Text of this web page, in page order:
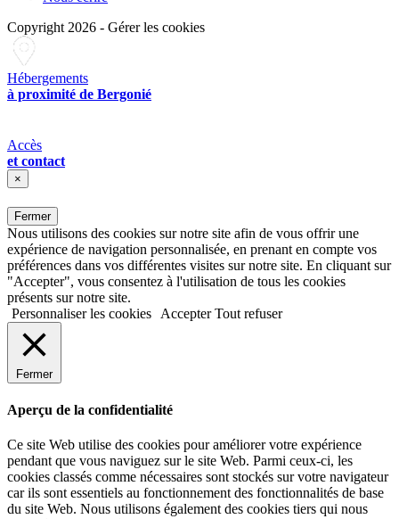
Copyright 2026 - Gérer les cookies
Hébergements
à proximité de Bergonié
Accès
et contact
×
Fermer
Nous utilisons des cookies sur notre site afin de vous offrir une
expérience de navigation personnalisée, en prenant en compte vos
préférences dans vos différentes visites sur notre site. En cliquant sur
"Accepter", vous consentez à l'utilisation de tous les cookies
présents sur notre site.
Personnaliser les cookies
Accepter Tout refuser
Fermer
Aperçu de la confidentialité
Ce site Web utilise des cookies pour améliorer votre expérience
pendant que vous naviguez sur le site Web. Parmi ceux-ci, les
cookies classés comme nécessaires sont stockés sur votre navigateur
car ils sont essentiels au fonctionnement des fonctionnalités de base
du site Web. Nous utilisons également des cookies tiers qui nous